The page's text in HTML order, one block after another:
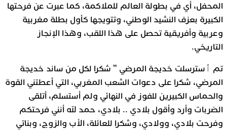
المحفل، أي في بطولة العالم للملاكمة، كما عبرت عن فرحتها
الكبيرة بعزف النشيد الوطني، وتتويجها كأول بطلة مغربية
وعربية وأفريقية تحصل على هذا اللقب، وهذا الإنجاز
التاريخي.
تم ٱسترسلت خديجة المرضي ” شكرا لكل من ساند خديجة
المرضي، شكرا على دعوات الشعب المغربي، التي أعطتني القوة
والحماس الكبيرين للفوز في النهائي ولم أستسلم، أتلقى
الضربات وأرد وأقول بلادي .. بلادي، حمد لله أنني فرحتكم
وفرحت بلادي، وولادي، وشكرا للعائلة، الأب والزوج، وبناتي